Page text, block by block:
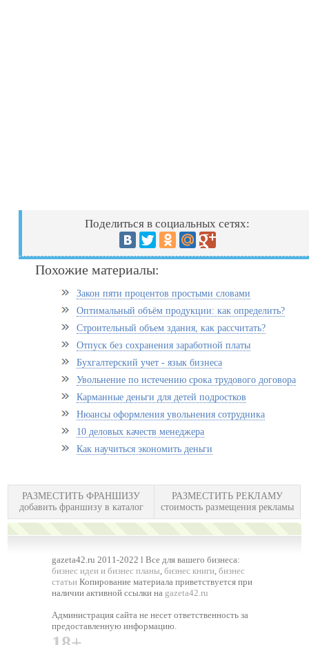
Поделиться в социальных сетях:
Похожие материалы:
Закон пяти процентов простыми словами
Оптимальный объём продукции: как определить?
Строительный объем здания, как рассчитать?
Отпуск без сохранения заработной платы
Бухгалтерский учет - язык бизнеса
Увольнение по истечению срока трудового договора
Карманные деньги для детей подростков
Нюансы оформления увольнения сотрудника
10 деловых качеств менеджера
Как научиться экономить деньги
РАЗМЕСТИТЬ ФРАНШИЗУ
добавить франшизу в каталог
РАЗМЕСТИТЬ РЕКЛАМУ
стоимость размещения рекламы
gazeta42.ru 2011-2022 l Все для вашего бизнеса:
бизнес идеи и бизнес планы,бизнес книги,бизнес
статьи Копирование материала приветствуется при
наличии активной ссылки на gazeta42.ru
Администрация сайта не несет ответственность за
предоставленную информацию.